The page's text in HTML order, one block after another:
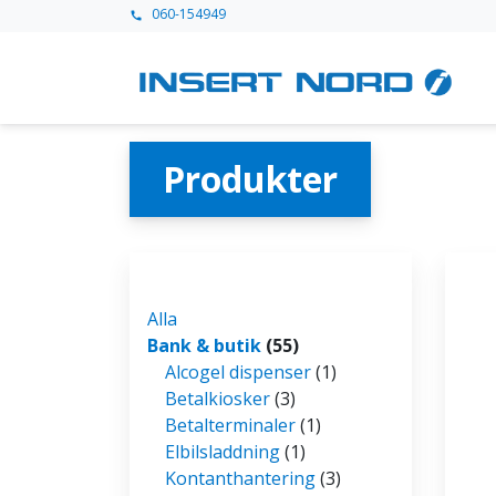
call 060-154949
Produkter
Alla
Bank & butik (55)
Alcogel dispenser(1)
Betalkiosker(3)
Betalterminaler(1)
Elbilsladdning(1)
Kontanthantering(3)